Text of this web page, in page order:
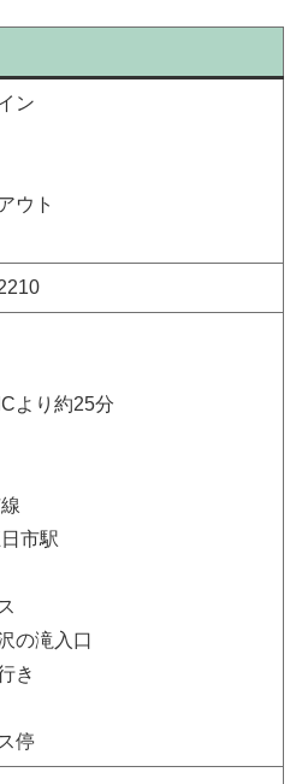
ン
ウト
より約25分
市駅
の滝入口
き
停